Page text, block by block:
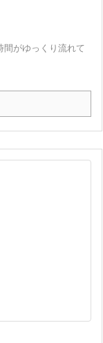
間がゆっくり流れて